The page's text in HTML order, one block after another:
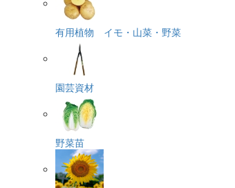
有用植物 イモ・山菜・野菜
園芸資材
野菜苗